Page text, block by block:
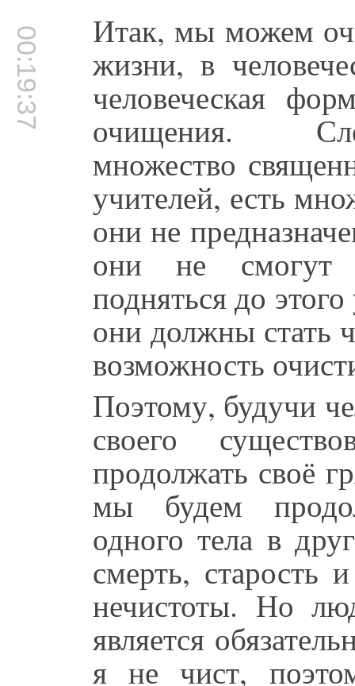
00:19:37 Итак, мы можем
жизни, в
человеческая
очищения.
множество
учителей, есть
они не
они не смогут
подняться до
они должны стать
возможность
Поэтому, будучи
своего
продолжать своё
мы будем
одного тела в
смерть, старость
нечистоты. Но
является
я не чист,